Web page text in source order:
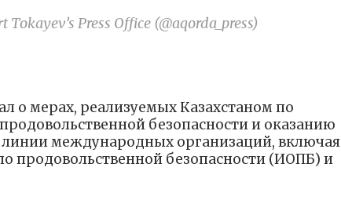
Press Office (@aqorda_press)
о мерах, реализуемых Казахстаном по
безопасности и оказанию
международных организаций, включая
продовольственной безопасности (ИОПБ) и